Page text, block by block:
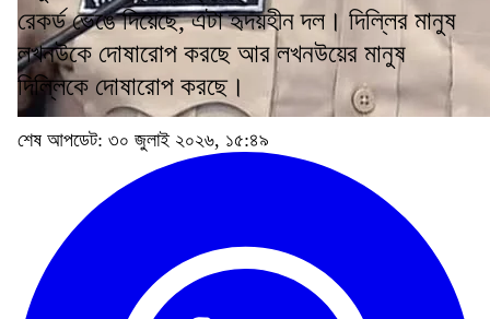
রেকর্ড ভেঙে দিয়েছে, এটা হৃদয়হীন দল। দিল্লির মানুষ
লখনউকে দোষারোপ করছে আর লখনউয়ের মানুষ
দিল্লিকে দোষারোপ করছে।
শেষ আপডেট: ৩০ জুলাই ২০২৬, ১৫:৪৯